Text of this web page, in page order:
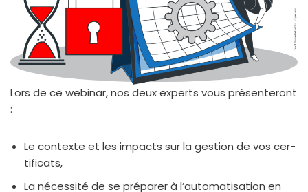
Lors de ce webi­nar, nos deux experts vous pré­sen­te­ront
:
Le contexte et les impacts sur la ges­tion de vos cer­
ti­fi­cats,
La néces­si­té de se pré­pa­rer à l’au­to­ma­ti­sa­tion en